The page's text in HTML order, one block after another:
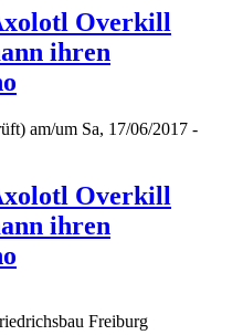
Overkill
ihren
am/um Sa, 17/06/2017 -
Overkill
ihren
Freiburg